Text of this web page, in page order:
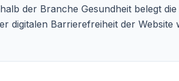
der Branche Gesundheit belegt
digitalen Barrierefreiheit der